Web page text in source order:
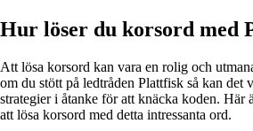
Hur löser du korsord med
Att lösa korsord kan vara en rolig och
om du stött på ledtråden Plattfisk så kan det
strategier i åtanke för att knäcka koden. Här
att lösa korsord med detta intressanta ord.